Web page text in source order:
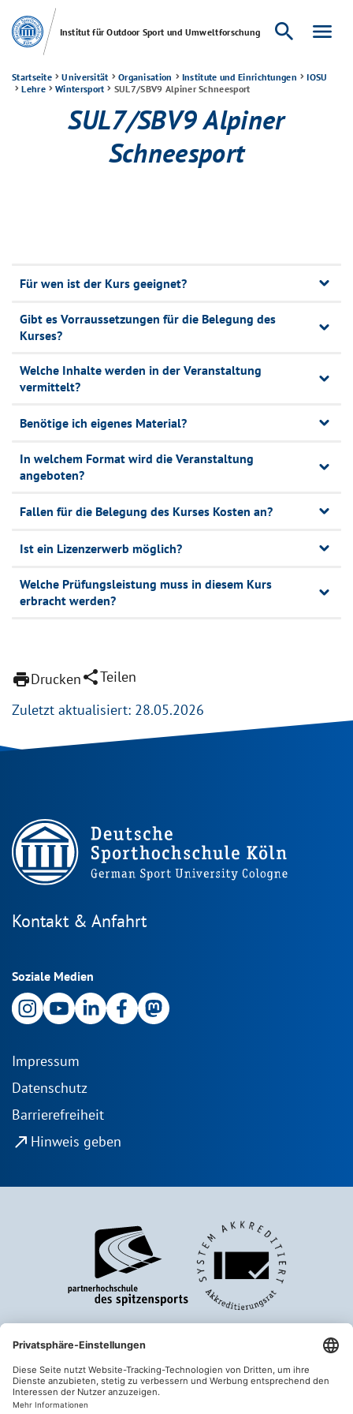
Institut für Outdoor Sport und Umweltforschung search menu
Startseite Universität Organisation Institute und Einrichtungen
IOSU
Lehre
Wintersport SUL7/SBV9 Alpiner Schneesport
SUL7/SBV9 Alpiner
Schneesport
Für wen ist der Kurs geeignet?
Gibt es Vorraussetzungen für die Belegung des
Kurses?
Welche Inhalte werden in der Veranstaltung
vermittelt?
Benötige ich eigenes Material?
In welchem Format wird die Veranstaltung
angeboten?
Fallen für die Belegung des Kurses Kosten an?
Ist ein Lizenzerwerb möglich?
Welche Prüfungsleistung muss in diesem Kurs
erbracht werden?
printDruckenshareTeilen
Zuletzt aktualisiert: 28.05.2026
Kontakt & Anfahrt
Soziale Medien
Impressum
Datenschutz
Barrierefreiheit
north_east Hinweis geben